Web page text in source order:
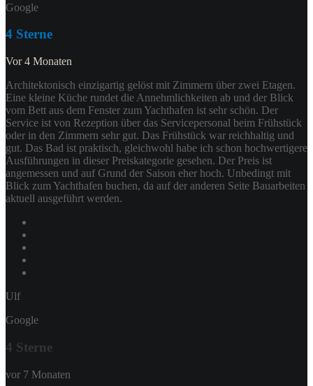
Google
4 Sterne
Vor 4 Monaten
Architektonisch einzigartig gelöst mit Zimmern über zwei Etagen.
Eine kleine Küche rundet die Annehmlichkeiten ab und der Blick
vom Bett aus dem Fenster zum Yachthafen ist sehr schön. Der
Service ist von Rezeption über das Servicepersonal beim Frühstück
oder in den Zimmern sehr gut. Das Frühstück war reichhaltig und
gut. Das Bad ist praktisch, gleichwohl habe ich schon hochwertigere
Ausführungen in dieser Preiskategorie gesehen. Der Preis ist
angemessen und auf Grund der Saison eher hoch. Unbedingt mit
Blick zum Yachthafen buchen, da auf der anderen Seite Bauarbeiten
aktuell ausgeführt werden.
Ulf
Google
4 Sterne
vor 7 Monaten